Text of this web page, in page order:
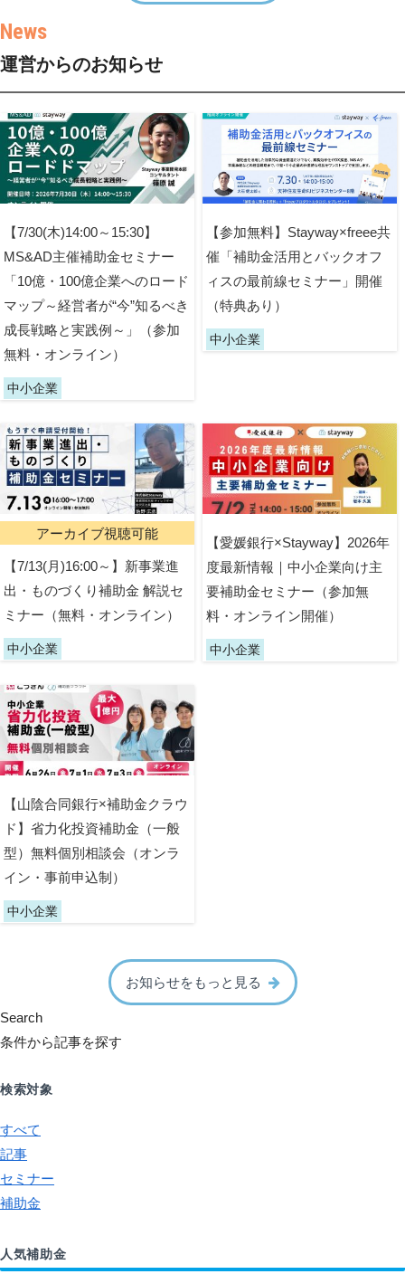
運営からのお知らせ
【7/30(木)14:00～15:30】
MS&AD主催補助金セミナー
「10億・100億企業へのロード
マップ～経営者が“今”知るべき
成長戦略と実践例～」（参加
無料・オンライン）
中小企業
【参加無料】Stayway×freee共
催「補助金活用とバックオフ
ィスの最前線セミナー」開催
（特典あり）
中小企業
アーカイブ視聴可能
【7/13(月)16:00～】新事業進
出・ものづくり補助金 解説セ
ミナー（無料・オンライン）
中小企業
【愛媛銀行×Stayway】2026年
度最新情報｜中小企業向け主
要補助金セミナー（参加無
料・オンライン開催）
中小企業
【山陰合同銀行×補助金クラウ
ド】省力化投資補助金（一般
型）無料個別相談会（オンラ
イン・事前申込制）
中小企業
お知らせをもっと見る
Search
条件から記事を探す
検索対象
すべて
記事
セミナー
補助金
人気補助金